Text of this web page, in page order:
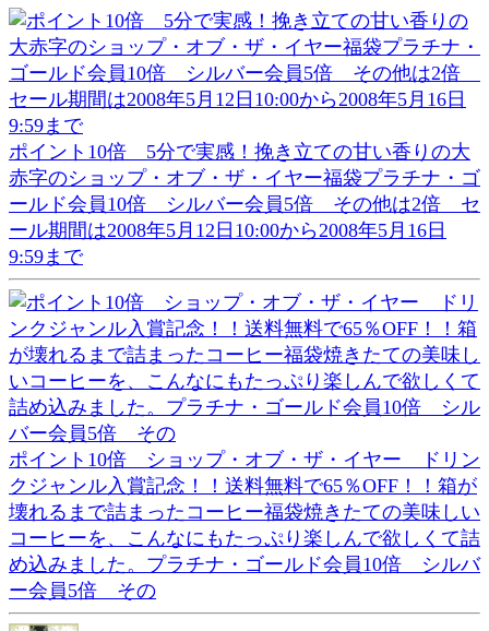
ポイント10倍 5分で実感！挽き立ての甘い香りの大
赤字のショップ・オブ・ザ・イヤー福袋プラチナ・ゴ
ールド会員10倍 シルバー会員5倍 その他は2倍 セ
ール期間は2008年5月12日10:00から2008年5月16日
9:59まで
ポイント10倍 ショップ・オブ・ザ・イヤー ドリン
クジャンル入賞記念！！送料無料で65％OFF！！箱が
壊れるまで詰まったコーヒー福袋焼きたての美味しい
コーヒーを、こんなにもたっぷり楽しんで欲しくて詰
め込みました。プラチナ・ゴールド会員10倍 シルバ
ー会員5倍 その